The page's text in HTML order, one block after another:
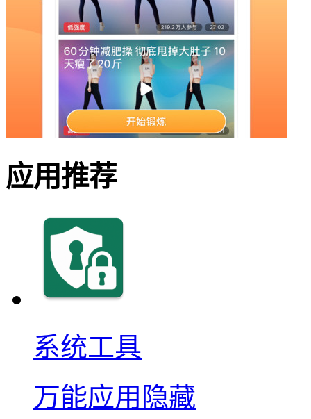
应用推荐
系统工具
万能应用隐藏